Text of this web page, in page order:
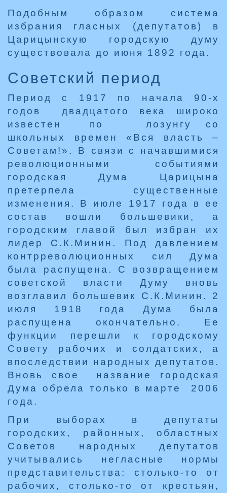
Подобным образом система
избрания гласных (депутатов) в
Царицынскую городскую думу
существовала до июня 1892 года.
Советский период
Период с 1917 по начала 90-х
годов двадцатого века широко
известен по лозунгу со
школьных времен «Вся власть –
Советам!». В связи с начавшимися
революционными событиями
городская Дума Царицына
претерпела существенные
изменения. В июле 1917 года в ее
состав вошли большевики, а
городским главой был избран их
лидер С.К.Минин. Под давлением
контрреволюционных сил Дума
была распущена. С возвращением
советской власти Думу вновь
возглавил большевик С.К.Минин. 2
июля 1918 года Дума была
распущена окончательно. Ее
функции перешли к городскому
Совету рабочих и солдатских, а
впоследствии народных депутатов.
Вновь свое название городская
Дума обрела только в марте 2006
года.
При выборах в депутаты
городских, районных, областных
Советов народных депутатов
учитывались негласные нормы
представительства: столько-то от
рабочих, столько-то от крестьян,